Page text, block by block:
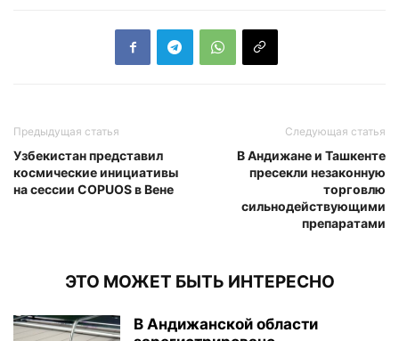
Предыдущая статья
Узбекистан представил
космические инициативы
на сессии COPUOS в Вене
Следующая статья
В Андижане и Ташкенте
пресекли незаконную
торговлю
сильнодействующими
препаратами
ЭТО МОЖЕТ БЫТЬ ИНТЕРЕСНО
В Андижанской области